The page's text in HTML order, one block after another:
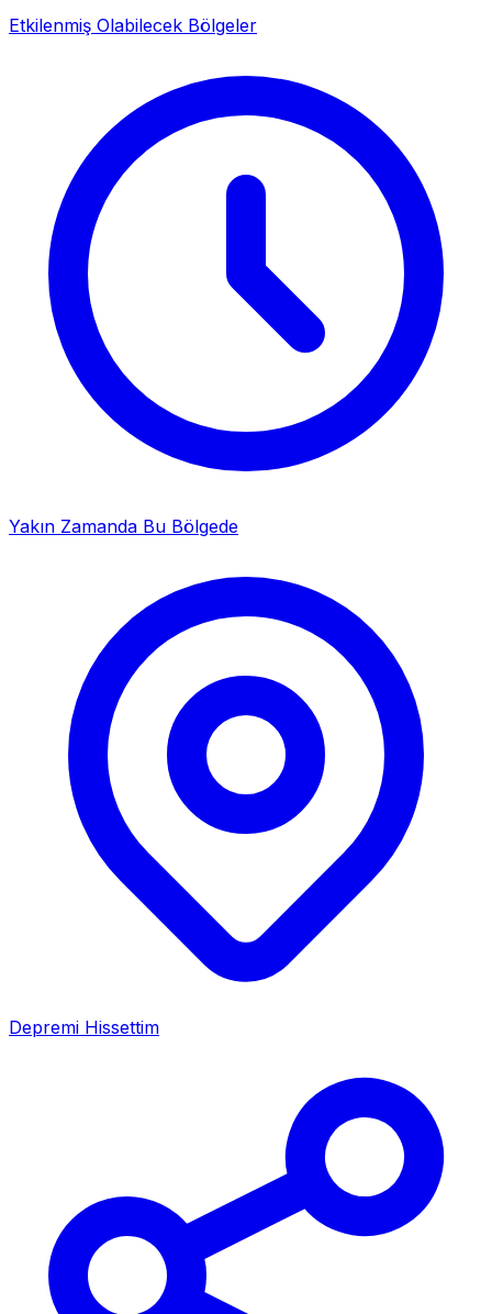
Etkilenmiş Olabilecek Bölgeler
Yakın Zamanda Bu Bölgede
Depremi Hissettim